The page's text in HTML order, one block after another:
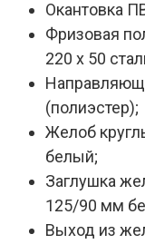
Окантовка
Фризовая
220 х 50
(полиэстер);
Желоб
белый;
Заглушка
125/90 мм
Выход из